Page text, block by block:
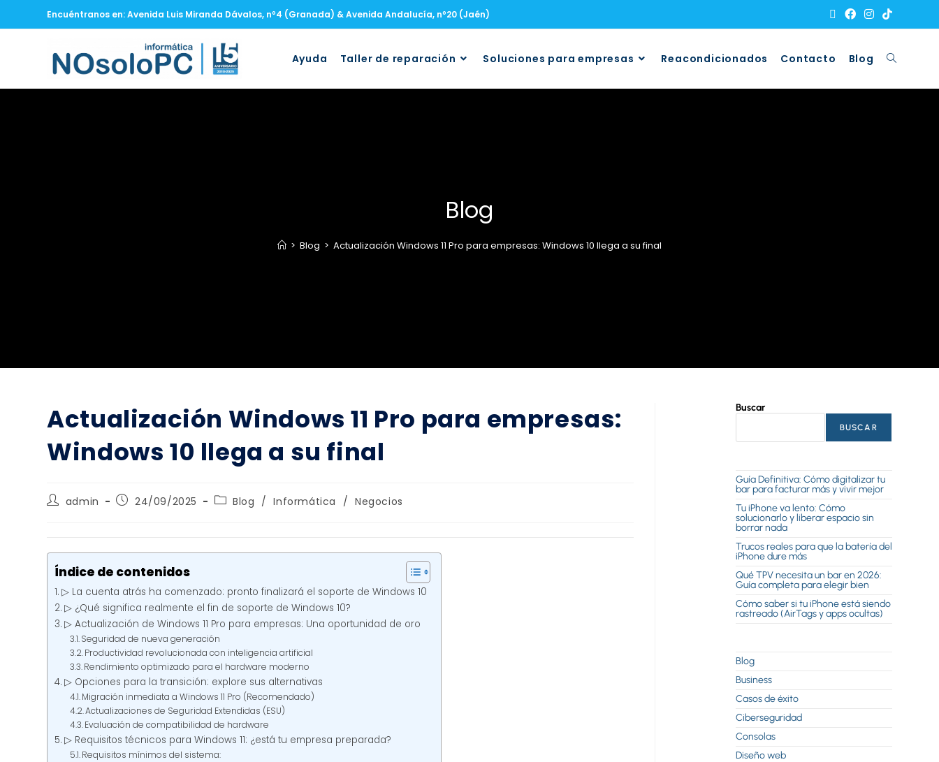
Encuéntranos en: Avenida Luis Miranda Dávalos, nº4 (Granada) & Avenida Andalucía, nº20 (Jaén)
Ayuda Taller de reparación Soluciones para empresas Reacondicionados Contacto Blog
Blog
> Blog > Actualización Windows 11 Pro para empresas: Windows 10 llega a su final
Actualización Windows 11 Pro para empresas:
Windows 10 llega a su final
admin 24/09/2025 Blog / Informática / Negocios
Índice de contenidos
▷ La cuenta atrás ha comenzado: pronto finalizará el soporte de Windows 10
▷ ¿Qué significa realmente el fin de soporte de Windows 10?
▷ Actualización de Windows 11 Pro para empresas: Una oportunidad de oro
Seguridad de nueva generación
Productividad revolucionada con inteligencia artificial
Rendimiento optimizado para el hardware moderno
▷ Opciones para la transición: explore sus alternativas
Migración inmediata a Windows 11 Pro (Recomendado)
Actualizaciones de Seguridad Extendidas (ESU)
Evaluación de compatibilidad de hardware
▷ Requisitos técnicos para Windows 11: ¿está tu empresa preparada?
Requisitos mínimos del sistema:
Buscar
BUSCAR
Guía Definitiva: Cómo digitalizar tu
bar para facturar más y vivir mejor
Tu iPhone va lento: Cómo
solucionarlo y liberar espacio sin
borrar nada
Trucos reales para que la batería del
iPhone dure más
Qué TPV necesita un bar en 2026:
Guía completa para elegir bien
Cómo saber si tu iPhone está siendo
rastreado (AirTags y apps ocultas)
Blog
Business
Casos de éxito
Ciberseguridad
Consolas
Diseño web